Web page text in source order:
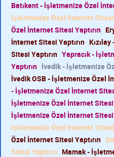
Batıkent - İşletmenize Özel
İşletmenize Özel İnternet Sitesi
Özel İnternet Sitesi Yaptırın
İnternet Sitesi Yaptırın
Sitesi Yaptırın Yapracık -
Yaptırın İvedik - İşletmenize
İvedik OSB - İşletmenize Özel
- İşletmenize Özel İnternet
İşletmenize Özel İnternet Sitesi
İşletmenize Özel İnternet Sitesi
İşletmenize Özel İnternet Sitesi
Özel İnternet Sitesi Yaptırın
Sitesi Yaptırın Mamak -